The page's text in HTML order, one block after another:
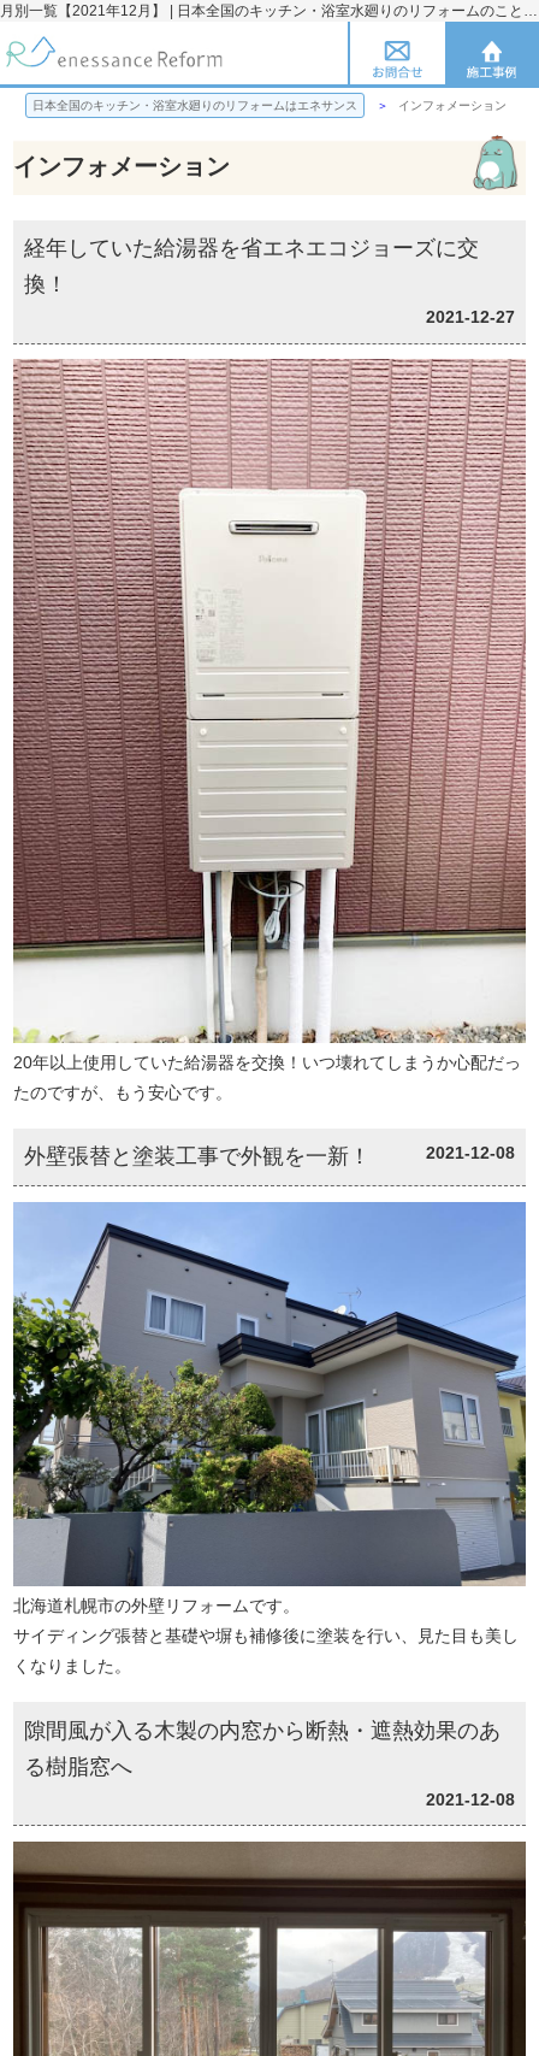
月別一覧【2021年12月】 | 日本全国のキッチン・浴室水廻りのリフォームのことならエネサンス
日本全国のキッチン・浴室水廻りのリフォームはエネサンス インフォメーション
インフォメーション
経年していた給湯器を省エネエコジョーズに交
換！
2021-12-27
20年以上使用していた給湯器を交換！いつ壊れてしまうか心配だっ
たのですが、もう安心です。
外壁張替と塗装工事で外観を一新！ 2021-12-08
北海道札幌市の外壁リフォームです。
サイディング張替と基礎や塀も補修後に塗装を行い、見た目も美し
くなりました。
隙間風が入る木製の内窓から断熱・遮熱効果のあ
る樹脂窓へ
2021-12-08